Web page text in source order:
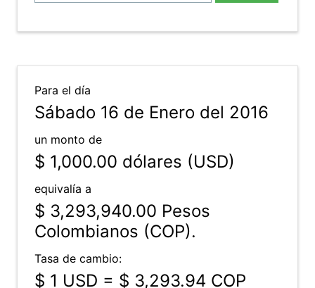
Para el día
Sábado 16 de Enero del 2016
un monto de
$ 1,000.00 dólares (USD)
equivalía a
$ 3,293,940.00 Pesos
Colombianos (COP).
Tasa de cambio:
$ 1 USD = $ 3,293.94 COP